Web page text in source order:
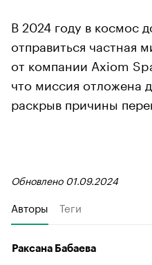
В 2024 году в космос
отправиться частная
от компании Axiom
что миссия отложена
раскрыв причины
Обновлено 01.09.2024
Авторы Теги
Раксана Бабаева